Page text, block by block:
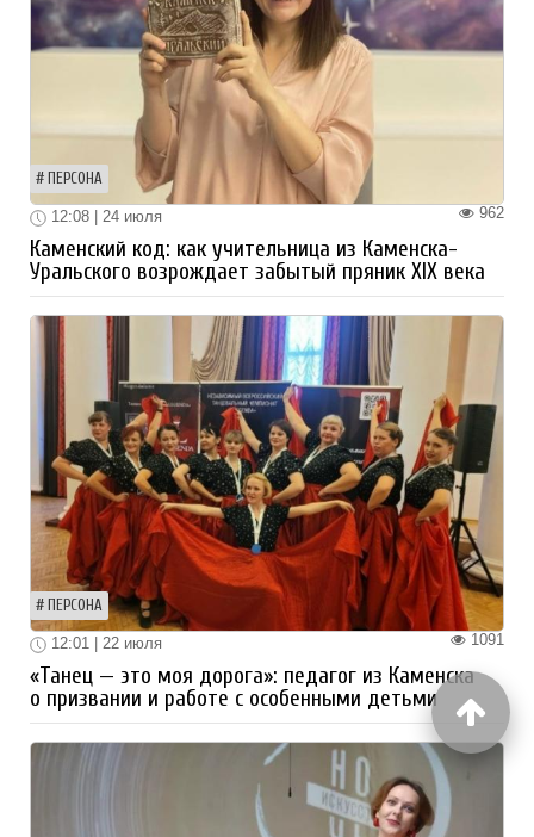
ПЕРСОНА
962
12:08 | 24 июля
Каменский код: как учительница из Каменска-
Уральского возрождает забытый пряник XIX века
ПЕРСОНА
1091
12:01 | 22 июля
«Танец — это моя дорога»: педагог из Каменска
о призвании и работе с особенными детьми